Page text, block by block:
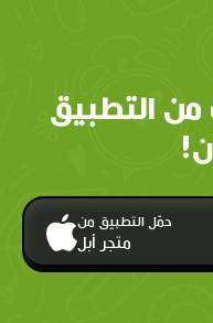
التطبيق
حمّل التطبيق من
متجر أبل